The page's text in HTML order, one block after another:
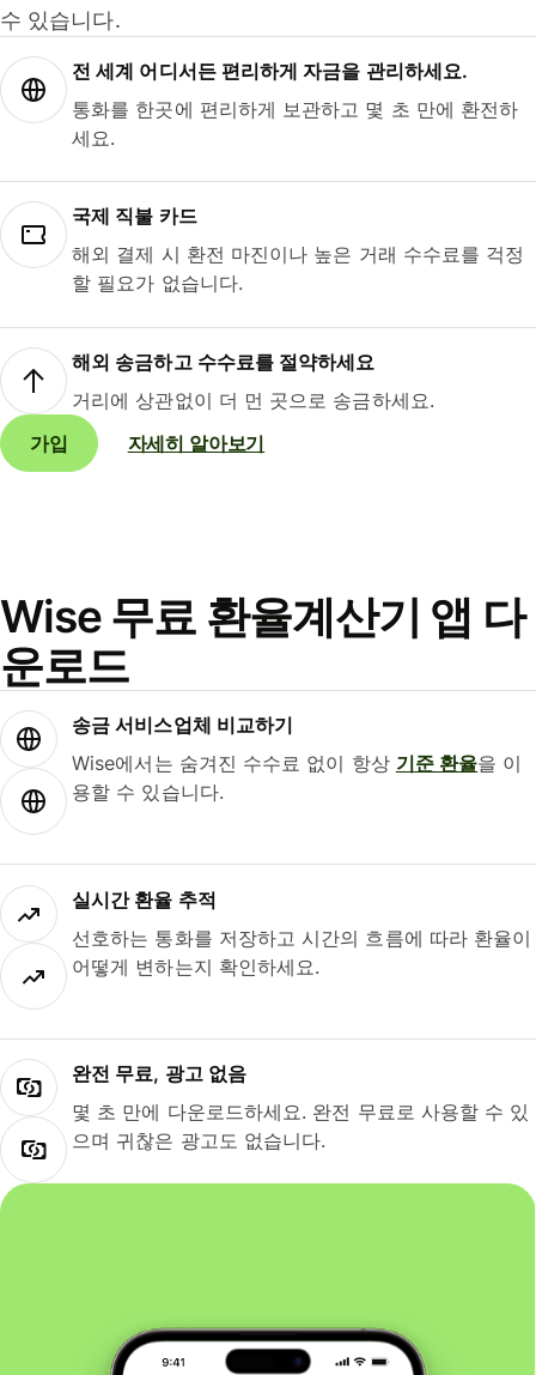
수 있습니다.
전 세계 어디서든 편리하게 자금을 관리하세요.
통화를 한곳에 편리하게 보관하고 몇 초 만에 환전하
세요.
국제 직불 카드
해외 결제 시 환전 마진이나 높은 거래 수수료를 걱정
할 필요가 없습니다.
해외 송금하고 수수료를 절약하세요
거리에 상관없이 더 먼 곳으로 송금하세요.
가입
자세히 알아보기
Wise 무료 환율계산기 앱 다
운로드
송금 서비스업체 비교하기
Wise에서는 숨겨진 수수료 없이 항상 기준 환율을 이
용할 수 있습니다.
실시간 환율 추적
선호하는 통화를 저장하고 시간의 흐름에 따라 환율이
어떻게 변하는지 확인하세요.
완전 무료, 광고 없음
몇 초 만에 다운로드하세요. 완전 무료로 사용할 수 있
으며 귀찮은 광고도 없습니다.